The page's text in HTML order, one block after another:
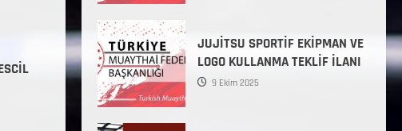
JUJİTSU SPORTİF EKİPMAN VE
LOGO KULLANMA TEKLİF İLANI
9 Ekim 2025